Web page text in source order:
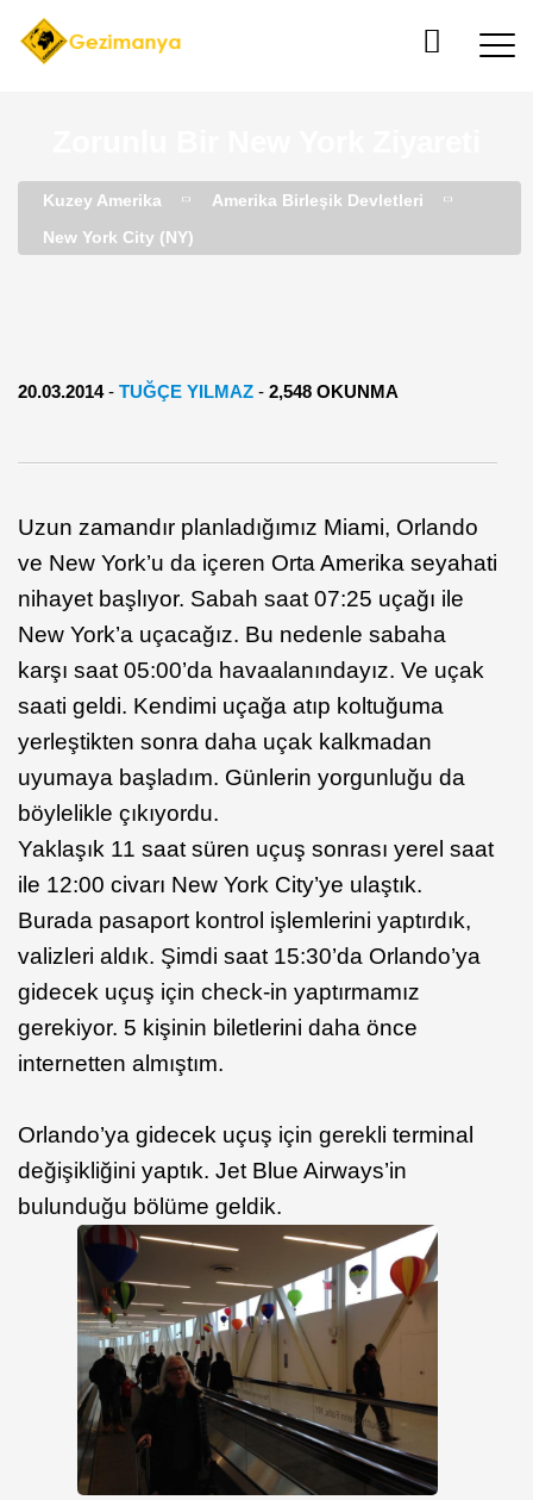
Kuzey Amerika
Amerika Birleşik Devletleri
New York City (NY)
20.03.2014- TUĞÇE YILMAZ - 2,548 OKUNMA
Uzun zamandır planladığımız Miami, Orlando
ve New York’u da içeren Orta Amerika seyahati
nihayet başlıyor. Sabah saat 07:25 uçağı ile
New York’a uçacağız. Bu nedenle sabaha
karşı saat 05:00’da havaalanındayız. Ve uçak
saati geldi. Kendimi uçağa atıp koltuğuma
yerleştikten sonra daha uçak kalkmadan
uyumaya başladım. Günlerin yorgunluğu da
böylelikle çıkıyordu.
Yaklaşık 11 saat süren uçuş sonrası yerel saat
ile 12:00 civarı New York City’ye ulaştık.
Burada pasaport kontrol işlemlerini yaptırdık,
valizleri aldık. Şimdi saat 15:30’da Orlando’ya
gidecek uçuş için check-in yaptırmamız
gerekiyor. 5 kişinin biletlerini daha önce
internetten almıştım.
Orlando’ya gidecek uçuş için gerekli terminal
değişikliğini yaptık. Jet Blue Airways’in
bulunduğu bölüme geldik.